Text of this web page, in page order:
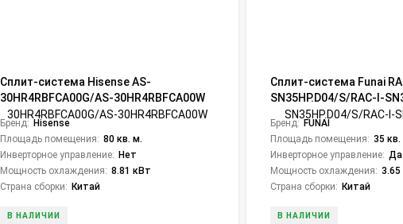
Сплит-система Hisense AS-
30HR4RBFCA00G/AS-30HR4RBFCA00W
Goal Classic A
Бренд: Hisense
Площадь помещения: 80 кв. м.
Инверторное управление: Нет
Мощность охлаждения: 8.81 кВт
Страна сборки: Китай
В НАЛИЧИИ
Сплит-система Funai
SN35HP.D04/S/RAC-I-
Sensei Inverter
Бренд: FUNAI
Площадь помещения: 35 кв.
Инверторное управление: Да
Мощность охлаждения: 3.65
Страна сборки: Китай
В НАЛИЧИИ